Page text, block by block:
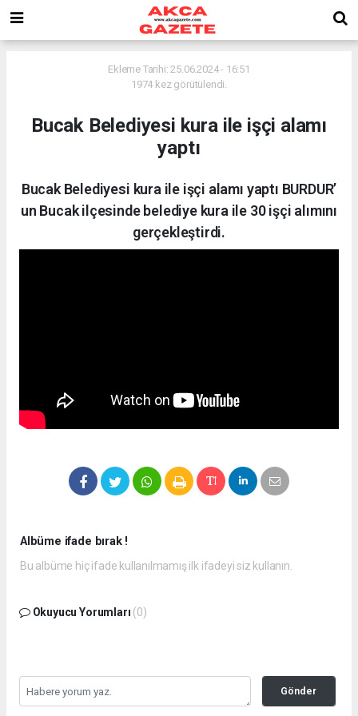
Ekleme Tarihi: 25.06.2024 - 16:51
1974 kez görütülendi.
Bucak Belediyesi kura ile işçi alamı
yaptı
Bucak Belediyesi kura ile işçi alamı yaptı BURDUR’
un Bucak ilçesinde belediye kura ile 30 işçi alımını
gerçekleştirdi.
Albüme ifade bırak !
Bu albüme hiç ifade kullanılmamış ilk ifadeyi siz kullanın.
Okuyucu Yorumları (0)
Gönder